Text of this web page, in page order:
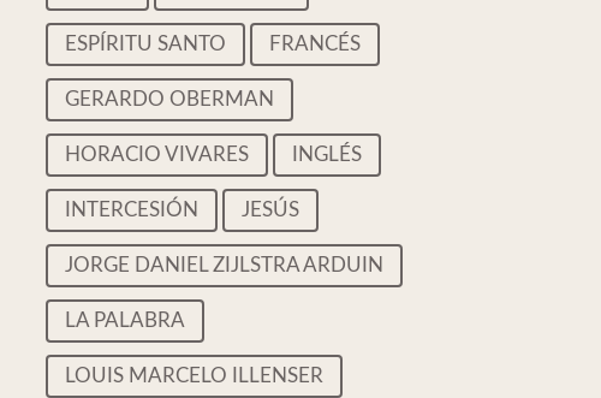
ESPÍRITU SANTO FRANCÉS
GERARDO OBERMAN
HORACIO VIVARES INGLÉS
INTERCESIÓN JESÚS
JORGE DANIEL ZIJLSTRA ARDUIN
LA PALABRA
LOUIS MARCELO ILLENSER